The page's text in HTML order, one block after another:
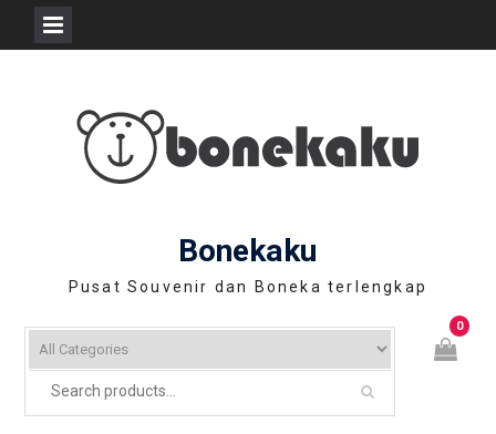
Bonekaku
Pusat Souvenir dan Boneka terlengkap
0